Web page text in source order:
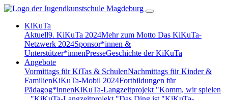
KiKuTa
Aktuell9. KiKuTa 2024Mehr zum Motto Das KiKuTa-
Netzwerk 2024Sponsor*innen &
Unterstützer*innenPresseGeschichte der KiKuTa
Angebote
Vormittags für KiTas & SchulenNachmittags für Kinder &
FamilienKiKuTa-Mobil 2024Fortbildungen für
Pädagog*innenKiKuTa-Langzeitprojekt "Komm, wir spielen